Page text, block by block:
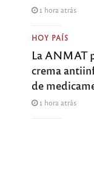
1 hora atrás
HOY PAÍS
La ANMAT
crema
de
1 hora atrás